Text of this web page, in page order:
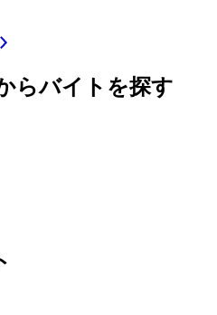
らバイトを探す